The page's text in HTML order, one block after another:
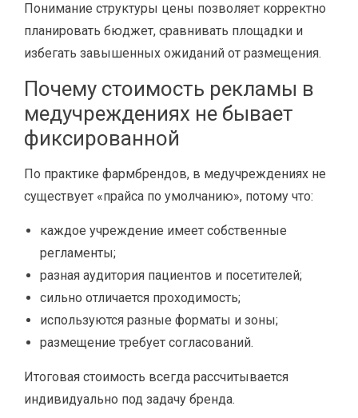
Понимание структуры цены позволяет корректно
планировать бюджет, сравнивать площадки и
избегать завышенных ожиданий от размещения.
Почему стоимость рекламы в
медучреждениях не бывает
фиксированной
По практике фармбрендов, в медучреждениях не
существует «прайса по умолчанию», потому что:
каждое учреждение имеет собственные
регламенты;
разная аудитория пациентов и посетителей;
сильно отличается проходимость;
используются разные форматы и зоны;
размещение требует согласований.
Итоговая стоимость всегда рассчитывается
индивидуально под задачу бренда.